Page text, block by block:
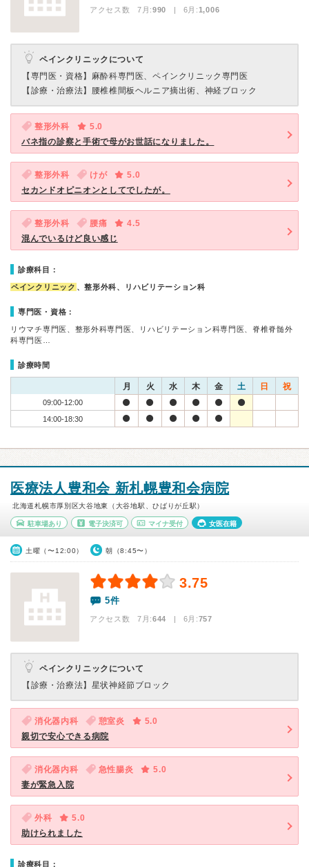
アクセス数 7月:990 | 6月:1,006
ペインクリニックについて
【専門医・資格】 麻酔科専門医、ペインクリニック専門医
【診療・治療法】
腰椎椎間板ヘルニア摘出術、神経ブロック
整形外科
5.0
バネ指の診察と手術で母がお世話になりました。
整形外科 けが
5.0
セカンドオピニオンとしてでしたが。
整形外科 腰痛
4.5
混んでいるけど良い感じ
診療科目：
ペインクリニック 、整形外科、リハビリテーション科
専門医・資格：
リウマチ専門医、整形外科専門医、リハビリテーション科専門医、脊椎脊髄外
科専門医…
診療時間
月 火 水 木 金 土 日 祝
09:00-12:00
14:00-18:30
医療法人豊和会 新札幌豊和会病院
北海道札幌市厚別区大谷地東（大谷地駅、ひばりが丘駅）
駐車場あり 電子決済可 マイナ受付 女医在籍
土曜（〜12:00） 朝（8:45〜）
3.75
5件
アクセス数 7月:644 | 6月:757
ペインクリニックについて
【診療・治療法】 星状神経節ブロック
消化器内科 憩室炎
5.0
親切で安心できる病院
消化器内科 急性腸炎
5.0
妻が緊急入院
外科
5.0
助けられました
診療科目：